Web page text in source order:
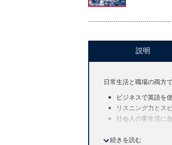
説明
日常生活と職場の両方
ビジネスで英語を
リスニング力とス
社会人の実生活に
【コースの特徴】
続きを読む